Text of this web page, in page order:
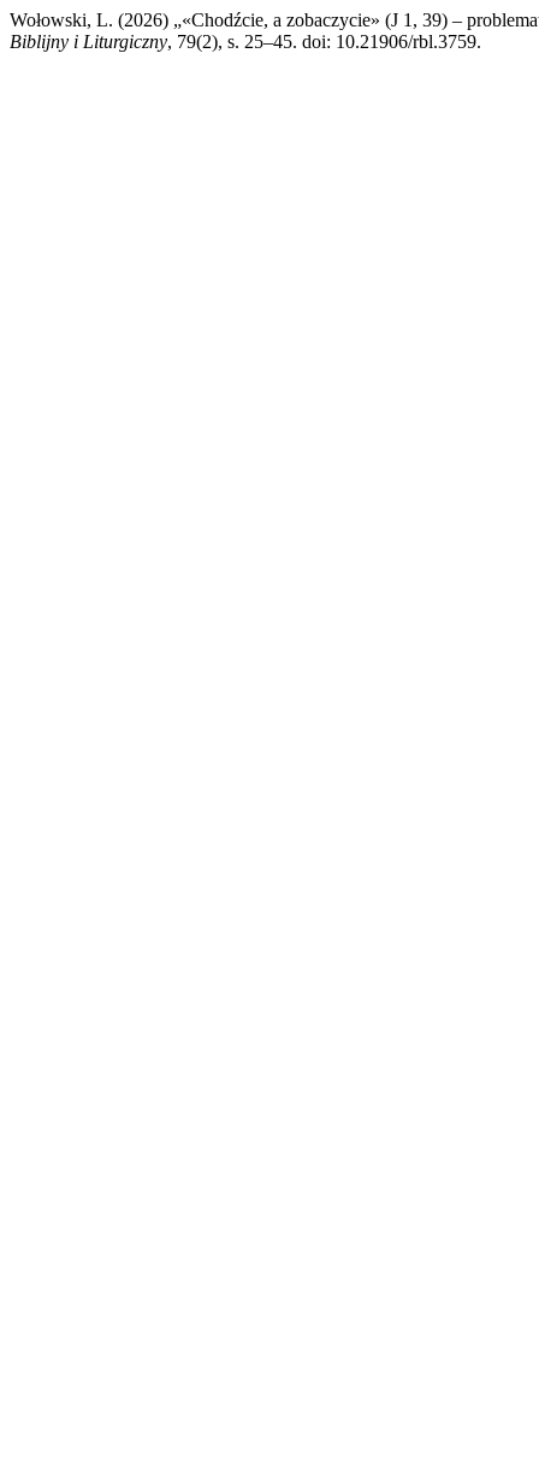
Wołowski, L. (2026) „«Chodźcie, a zobaczycie» (J 1, 39) –
Biblijny i Liturgiczny, 79(2), s. 25–45. doi: 10.21906/rbl.3759.